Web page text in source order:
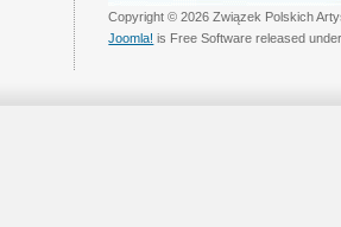
Copyright © 2026 Związek Polskich
Joomla! is Free Software released